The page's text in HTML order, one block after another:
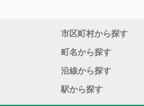
市区町村から探す
町名から探す
沿線から探す
駅から探す